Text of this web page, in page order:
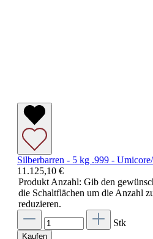
Silberbarren - 5 kg .999 -
11.125,10 €
Produkt Anzahl: Gib den
die Schaltflächen um die Anzahl
reduzieren.
Stk
Kaufen